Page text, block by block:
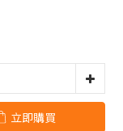
立即購買